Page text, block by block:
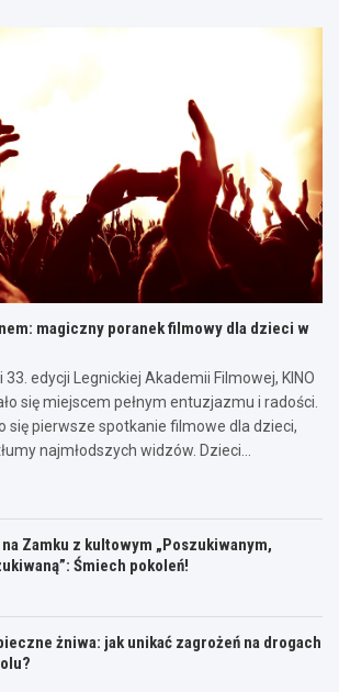
magiczny poranek filmowy dla dzieci w
edycji Legnickiej Akademii Filmowej, KINO
się miejscem pełnym entuzjazmu i radości.
się pierwsze spotkanie filmowe dla dzieci,
najmłodszych widzów. Dzieci…
na Zamku z kultowym „Poszukiwanym,
Śmiech pokoleń!
żniwa: jak unikać zagrożeń na drogach